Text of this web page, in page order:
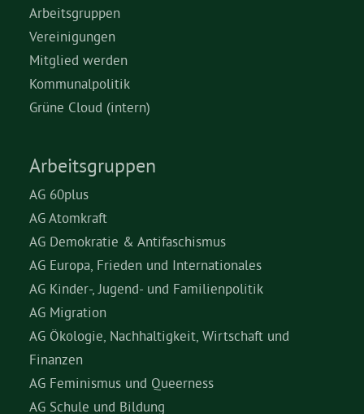
Arbeitsgruppen
Vereinigungen
Mitglied werden
Kommunalpolitik
Grüne Cloud (intern)
Arbeitsgruppen
AG 60plus
AG Atomkraft
AG Demokratie & Antifaschismus
AG Europa, Frieden und Internationales
AG Kinder-, Jugend- und Familienpolitik
AG Migration
AG Ökologie, Nachhaltigkeit, Wirtschaft und
Finanzen
AG Feminismus und Queerness
AG Schule und Bildung